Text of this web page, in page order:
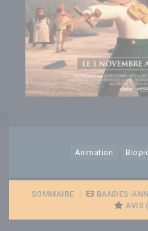
Animation
SOMMAIRE | BANDES-
AVIS